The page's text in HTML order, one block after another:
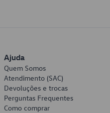
Ajuda
Quem Somos
Atendimento (SAC)
Devoluções e trocas
Perguntas Frequentes
Como comprar